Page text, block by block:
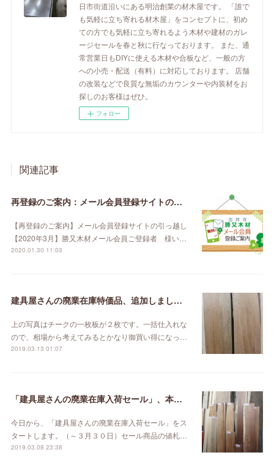
日市街道沿いにある明治創業の材木屋です。 「誰で
も気軽に立ち寄れる材木屋」をコンセプトに、初め
ての方でも気軽に立ち寄れるよう木材や建材のガレ
ージセールを春と秋に行なっております。 また、通
常営業日もDIYに使える木材や合板など、一般の方
への小売・配送（有料）に対応しております。 店舗
の改装などで良質な無垢のカウンターや内装材をお
探しのお客様はぜひ。
フォロー
関連記事
再登録のご案内：メール会員登録サイトの引っ越し【2020年3月】
【再登録のご案内】メール会員登録サイトの引っ越し
【2020年3月】勝又木材メール会員ご登録者 様い…
2020.01.30 11:03
建具屋さんの廃業在庫特価品、追加しました。
上の写真はチークの一枚板が２枚です。一括仕入れな
ので、相場から考えてみるとかなり御買い得になっ…
2019.03.13 01:07
「建具屋さんの廃業在庫入荷セール」、本日スタート！
今日から、「建具屋さんの廃業在庫入荷セール」をス
タートします。（～３月３０日）セール商品の値札…
2019.03.08 23:38